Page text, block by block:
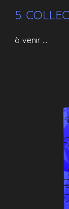
5.
à venir …